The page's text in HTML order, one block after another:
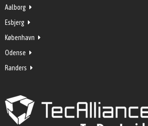
Aalborg
Esbjerg
København
Odense
Randers